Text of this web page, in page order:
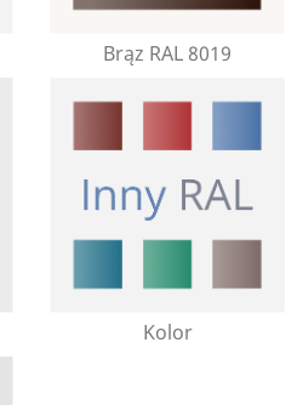
Brąz RAL 8019
Kolor